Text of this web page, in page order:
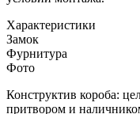
Характеристики
Замок
Фурнитура
Фото
Конструктив короба:
притвором и